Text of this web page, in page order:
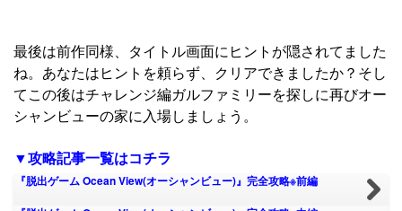
最後は前作同様、タイトル画面にヒントが隠されてました
ね。あなたはヒントを頼らず、クリアできましたか？そし
てこの後はチャレンジ編ガルファミリーを探しに再びオー
シャンビューの家に入場しましょう。
▼攻略記事一覧はコチラ
『脱出ゲーム Ocean View(オーシャンビュー)』完全攻略※前編